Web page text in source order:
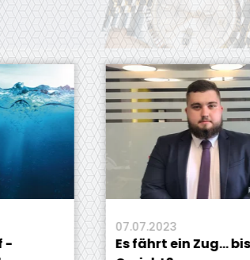
07.07.2023
Es fährt ein Zug... bis vor